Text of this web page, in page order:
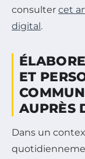
consulter cet
digital.
ET
AUPRÈS
Dans un